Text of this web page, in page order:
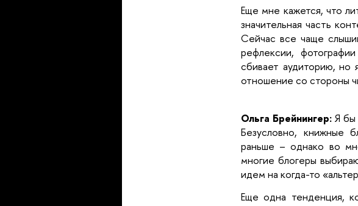
Еще мне кажется, что
значительная часть
Сейчас все чаще
рефлексии,
сбивает аудиторию, но
отношение со стороны
Ольга Брейнингер: Я бы
Безусловно, книжные
раньше – однако во
многие блогеры
идем на когда-то
Еще одна тенденция,